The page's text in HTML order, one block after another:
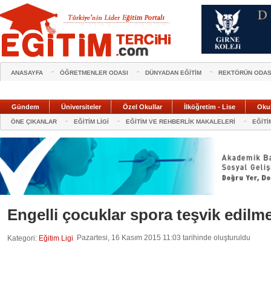
ANASAYFA ÖĞRETMENLER ODASI DÜNYADAN EĞİTİM REKTÖRÜN
Gündem Üniversiteler Özel Okullar İlköğretim - Lise
ÖNE ÇIKANLAR EĞİTİM LİGİ EĞİTİM VE REHBERLİK MAKALELERİ
Engelli çocuklar spora teşvik
Kategori: Eğitim Ligi Pazartesi, 16 Kasım 2015 11:03 tarihinde oluşturuldu